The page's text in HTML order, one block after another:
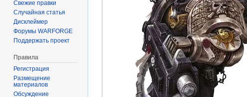
Свежие правки
Случайная статья
Дисклеймер
Форумы WARFORGE
Поддержать проект
Правила
Регистрация
Размещение
материалов
Обсуждение